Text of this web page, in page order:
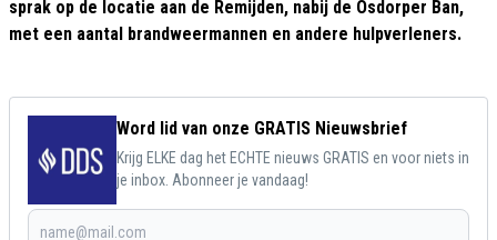
sprak op de locatie aan de Remijden, nabij de Osdorper Ban,
met een aantal brandweermannen en andere hulpverleners.
Word lid van onze GRATIS Nieuwsbrief
Krijg ELKE dag het ECHTE nieuws GRATIS en voor niets in
je inbox. Abonneer je vandaag!